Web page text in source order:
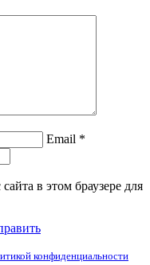
Email *
в этом браузере для
конфиденциальности